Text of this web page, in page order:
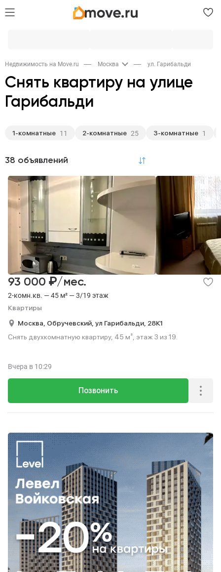
Недвижимость на Move.ru Москва ул. Гарибальди
Снять квартиру на улице
Гарибальди
1-комнатные 11 2-комнатные 25 3-комнатные 1
38 объявлений
2-комн.кв. — 45 м² — 3/19 этаж
Квартиры
93 000 ₽/мес.
Москва, Обручевский, ул Гарибальди, 28К1
Снять двухкомнатную квартиру, 45 м², этаж 3 из 19.
Позвонить
Вчера в 10:29